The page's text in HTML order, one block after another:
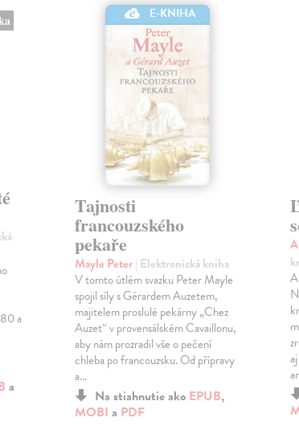
a
a
E-KNIHA
Tajnosti
francouzského
pekaře
Mayle Peter| Elektronická kniha
V tomto útlém svazku Peter Mayle
spojil síly s Gérardem Auzetem,
majitelem proslulé pekárny „Chez
Auzet“ v provensálském Cavaillonu,
aby nám prozradil vše o pečení
chleba po francouzsku. Od přípravy
a…
Na stiahnutie ako EPUB,
MOBI a PDF